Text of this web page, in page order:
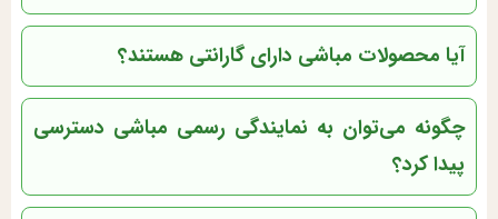
آیا محصولات مباشی دارای گارانتی هستند؟
چگونه می‌توان به نمایندگی رسمی مباشی دسترسی
پیدا کرد؟